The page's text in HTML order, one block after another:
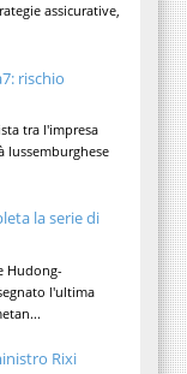
assicurative,
rischio
tra l'impresa
lussemburghese
la serie di
Hudong-
l'ultima
Rixi